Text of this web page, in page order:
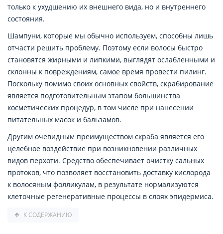
только к ухудшению их внешнего вида, но и внутреннего
состояния.
Шампуни, которые мы обычно используем, способны лишь
отчасти решить проблему. Поэтому если волосы быстро
становятся жирными и липкими, выглядят ослабленными и
склонны к повреждениям, самое время провести пилинг.
Поскольку помимо своих основных свойств, скрабирование
является подготовительным этапом большинства
косметических процедур, в том числе при нанесении
питательных масок и бальзамов.
Другим очевидным преимуществом скраба является его
целебное воздействие при возникновении различных
видов перхоти. Средство обеспечивает очистку сальных
протоков, что позволяет восстановить доставку кислорода
к волосяным фолликулам, в результате нормализуются
клеточные регенеративные процессы в слоях эпидермиса.
К СОДЕРЖАНИЮ